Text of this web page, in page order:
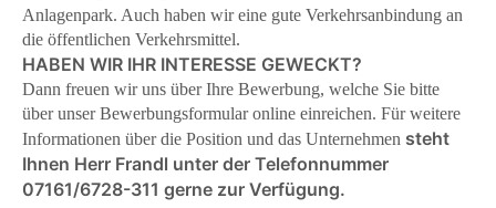
Anlagenpark. Auch haben wir eine gute Verkehrsanbindung an
die öffentlichen Verkehrsmittel.
HABEN WIR IHR INTERESSE GEWECKT?
Dann freuen wir uns über Ihre Bewerbung, welche Sie bitte
über unser Bewerbungsformular online einreichen. Für weitere
Informationen über die Position und das Unternehmen steht
Ihnen Herr Frandl unter der Telefonnummer
07161/6728-311 gerne zur Verfügung.